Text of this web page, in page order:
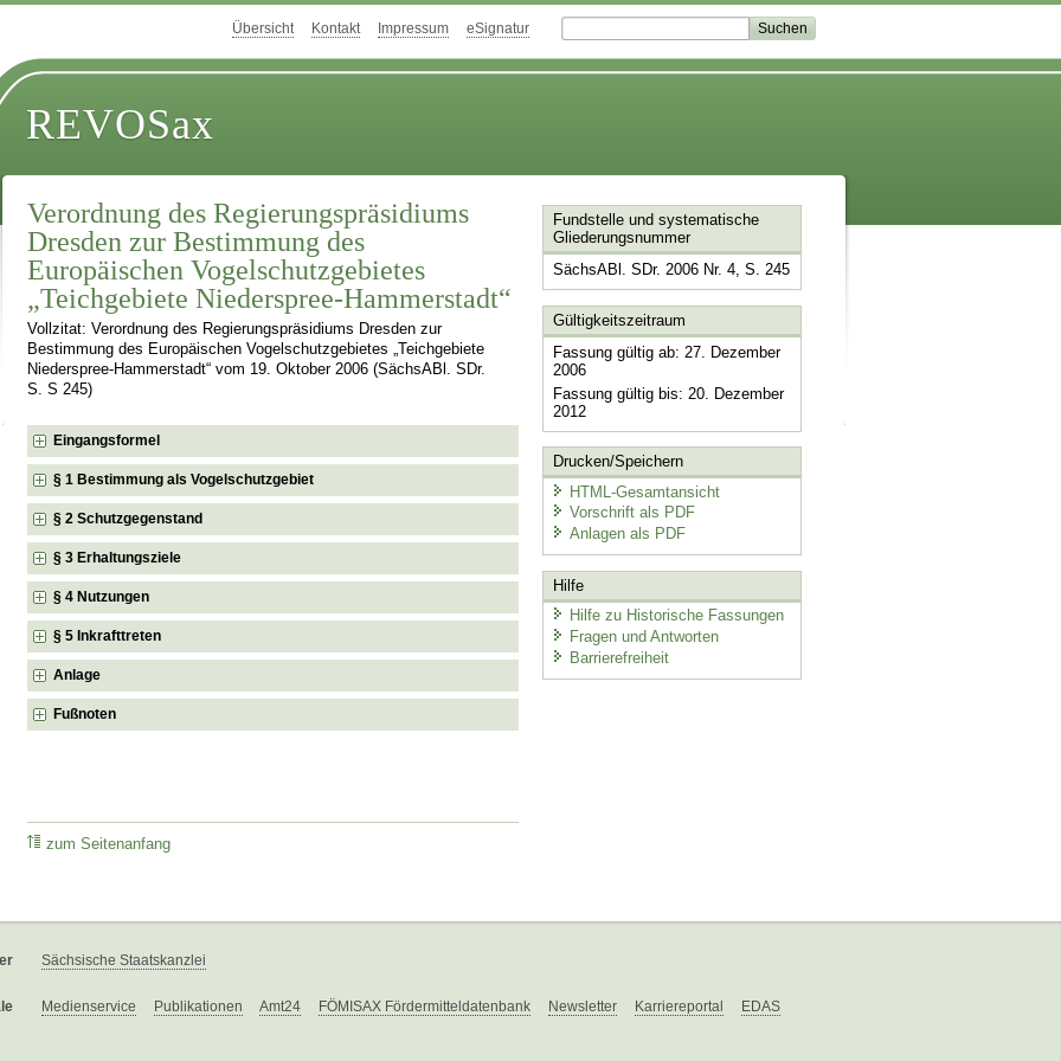
Übersicht Kontakt Impressum eSignatur
REVOSax
Verordnung des Regierungspräsidiums
Dresden zur Bestimmung des
Europäischen Vogelschutzgebietes
„Teichgebiete Niederspree-Hammerstadt“
Vollzitat: Verordnung des Regierungspräsidiums Dresden zur
Bestimmung des Europäischen Vogelschutzgebietes „Teichgebiete
Niederspree-Hammerstadt“ vom 19. Oktober 2006 (SächsABl. SDr.
S. S 245)
Eingangsformel
§ 1 Bestimmung als Vogelschutzgebiet
§ 2 Schutzgegenstand
§ 3 Erhaltungsziele
§ 4 Nutzungen
§ 5 Inkrafttreten
Anlage
Fußnoten
zum Seitenanfang
Fundstelle und systematische
Gliederungsnummer
SächsABl. SDr. 2006 Nr. 4, S. 245
Gültigkeitszeitraum
Fassung gültig ab: 27. Dezember
2006
Fassung gültig bis: 20. Dezember
2012
Drucken/Speichern
HTML-Gesamtansicht
Vorschrift als PDF
Anlagen als PDF
Hilfe
Hilfe zu Historische Fassungen
Fragen und Antworten
Barrierefreiheit
Sächsische Staatskanzlei
Medienservice Publikationen Amt24 FÖMISAX Fördermitteldatenbank Newsletter Karriereportal EDAS